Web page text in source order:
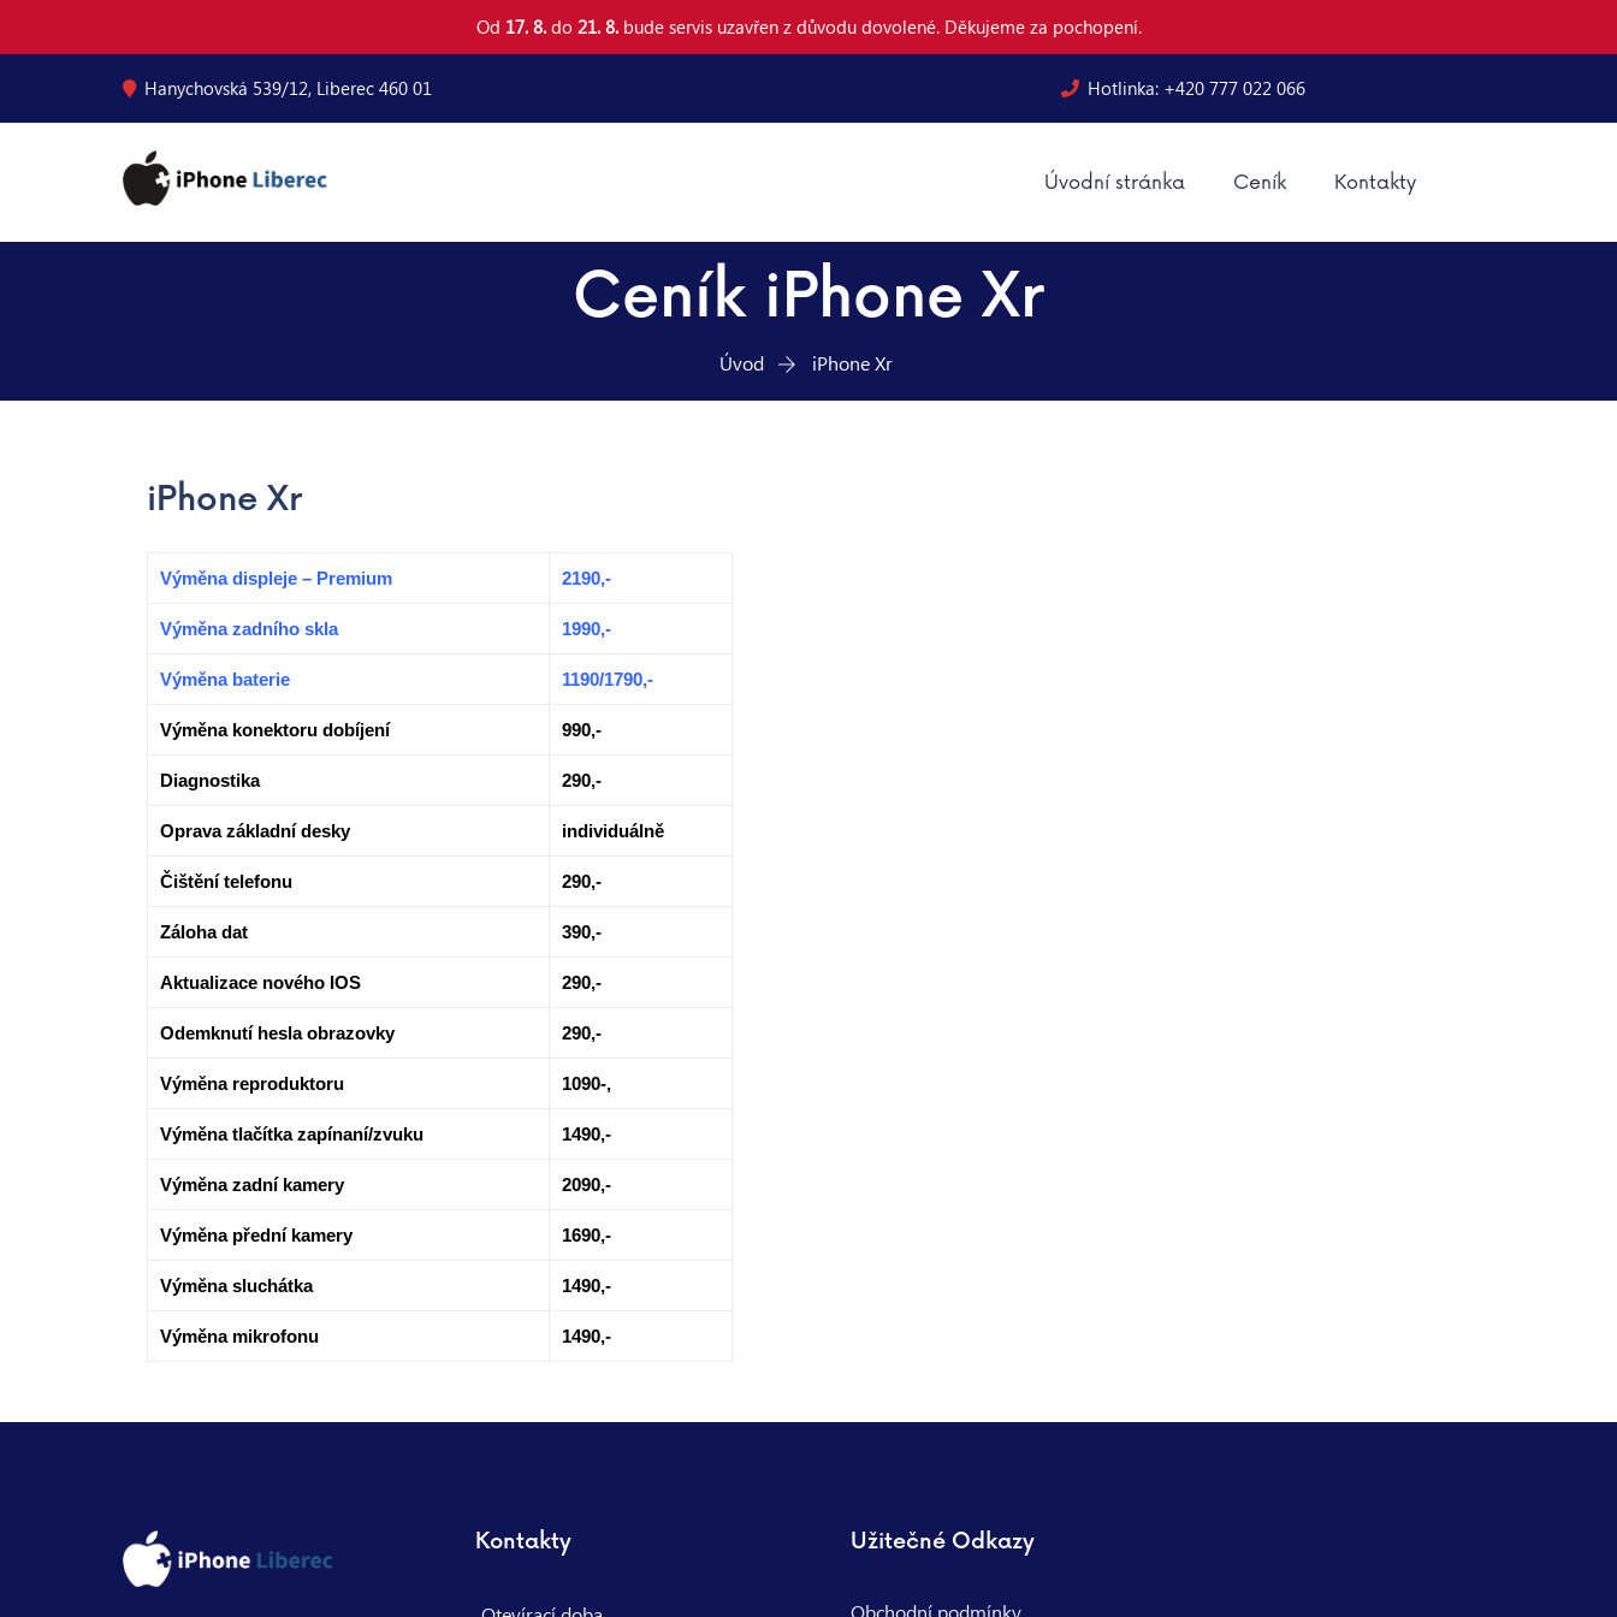
Od 17. 8.do 21. 8.bude servis uzavřen z důvodu dovolené. Děkujeme za pochopení.
Hanychovská 539/12, Liberec 460 01 Hotlinka: +420 777 022 066
Úvodní stránka Ceník Kontakty
Ceník iPhone Xr
Úvod iPhone Xr
iPhone Xr
Výměna displeje – Premium 2190,-
Výměna zadního skla 1990,-
Výměna baterie 1190/1790,-
Výměna konektoru dobíjení 990,-
Diagnostika 290,-
Oprava základní desky individuálně
Čištění telefonu 290,-
Záloha dat 390,-
Aktualizace nového IOS 290,-
Odemknutí hesla obrazovky 290,-
Výměna reproduktoru 1090-,
Výměna tlačítka zapínaní/zvuku 1490,-
Výměna zadní kamery 2090,-
Výměna přední kamery 1690,-
Výměna sluchátka 1490,-
Výměna mikrofonu 1490,-
Kontakty Užitečné Odkazy
Obchodní podmínky